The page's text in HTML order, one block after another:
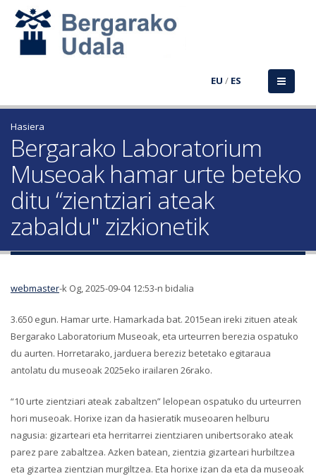
EU / ES
Hasiera
Bergarako Laboratorium
Museoak hamar urte beteko
ditu “zientziari ateak
zabaldu" zizkionetik
webmaster-k Og, 2025-09-04 12:53-n bidalia
3.650 egun. Hamar urte. Hamarkada bat. 2015ean ireki zituen ateak
Bergarako Laboratorium Museoak, eta urteurren berezia ospatuko
du aurten. Horretarako, jarduera bereziz betetako egitaraua
antolatu du museoak 2025eko irailaren 26rako.
“10 urte zientziari ateak zabaltzen” lelopean ospatuko du urteurren
hori museoak. Horixe izan da hasieratik museoaren helburu
nagusia: gizarteari eta herritarrei zientziaren unibertsorako ateak
parez pare zabaltzea. Azken batean, zientzia gizarteari hurbiltzea
eta gizartea zientzian murgiltzea. Eta horixe izan da eta da museoak